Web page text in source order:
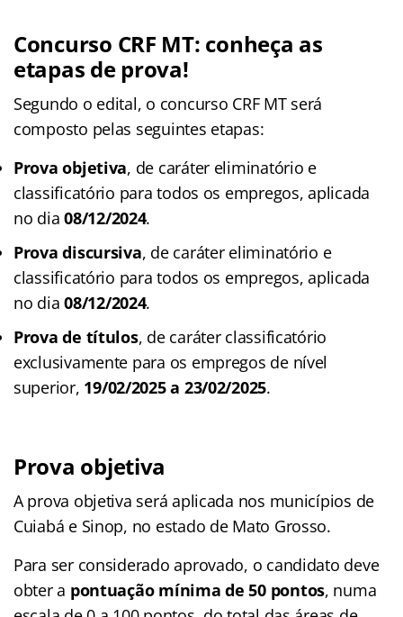
Concurso CRF MT: conheça as
etapas de prova!
Segundo o edital, o concurso CRF MT será
composto pelas seguintes etapas:
Prova objetiva, de caráter eliminatório e
classificatório para todos os empregos, aplicada
no dia08/12/2024.
Prova discursiva, de caráter eliminatório e
classificatório para todos os empregos, aplicada
no dia08/12/2024.
Prova de títulos, de caráter classificatório
exclusivamente para os empregos de nível
superior, 19/02/2025 a 23/02/2025.
Prova objetiva
A prova objetiva será aplicada nos municípios de
Cuiabá e Sinop, no estado de Mato Grosso.
Para ser considerado aprovado, o candidato deve
obter a pontuação mínima de 50 pontos, numa